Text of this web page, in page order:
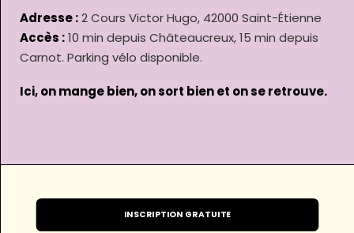
Adresse :2 Cours Victor Hugo, 42000 Saint-Étienne
Accès :10 min depuis Châteaucreux, 15 min depuis
Carnot. Parking vélo disponible.
Ici, on mange bien, on sort bien et on se retrouve.
INSCRIPTION GRATUITE